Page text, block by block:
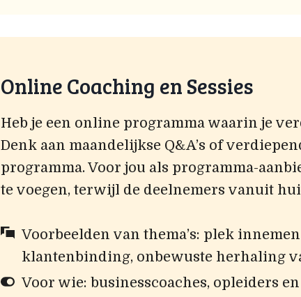
Online Coaching en Sessies
Heb je een online programma waarin je
Denk aan maandelijkse Q&A’s of
programma. Voor jou als programma-
te voegen, terwijl de deelnemers vanuit
Voorbeelden van thema’s: plek
klantenbinding, onbewuste herhaling
Voor wie: businesscoaches, opleiders